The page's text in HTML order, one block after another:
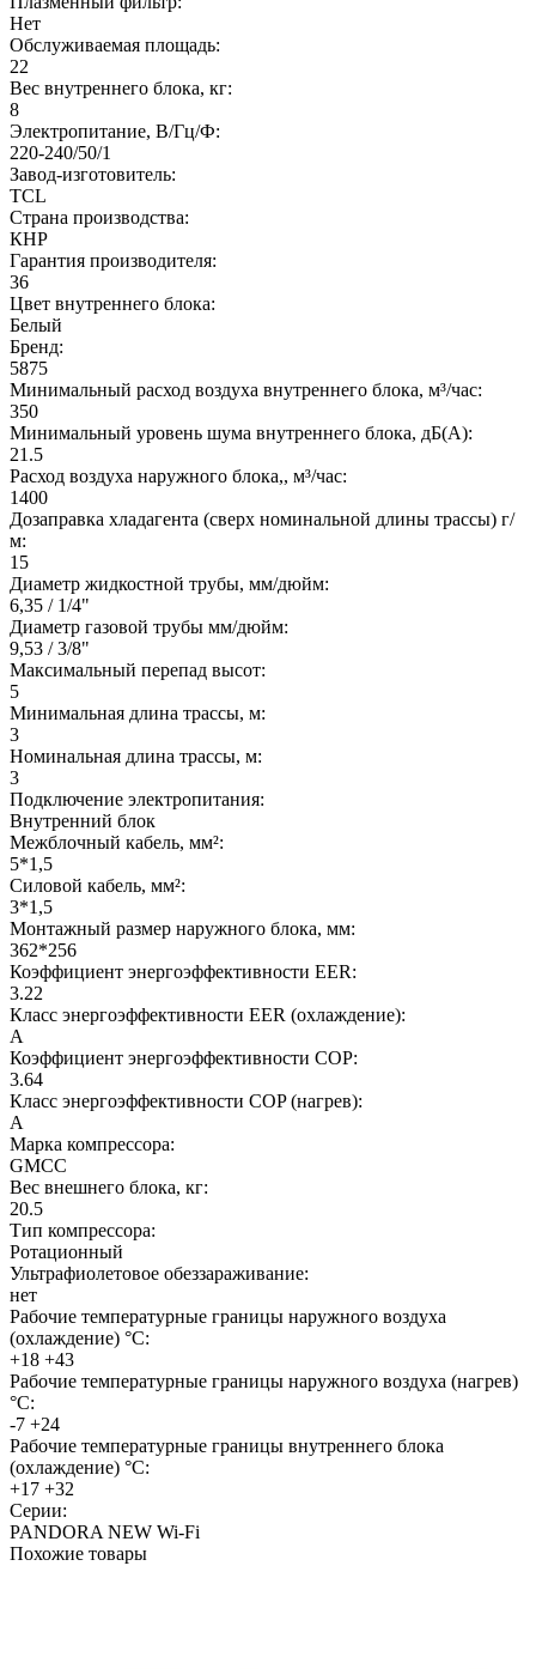
Нет
Обслуживаемая площадь:
22
Вес внутреннего блока, кг:
8
Электропитание, В/Гц/Ф:
220-240/50/1
Завод-изготовитель:
TCL
Страна производства:
КНР
Гарантия производителя:
36
Цвет внутреннего блока:
Белый
Бренд:
5875
Минимальный расход воздуха внутреннего блока, м³/час:
350
Минимальный уровень шума внутреннего блока, дБ(А):
21.5
Расход воздуха наружного блока,, м³/час:
1400
Дозаправка хладагента (сверх номинальной длины трассы) г/
м:
15
Диаметр жидкостной трубы, мм/дюйм:
6,35 / 1/4"
Диаметр газовой трубы мм/дюйм:
9,53 / 3/8"
Максимальный перепад высот:
5
Минимальная длина трассы, м:
3
Номинальная длина трассы, м:
3
Подключение электропитания:
Внутренний блок
Межблочный кабель, мм²:
5*1,5
Силовой кабель, мм²:
3*1,5
Монтажный размер наружного блока, мм:
362*256
Коэффициент энергоэффективности EER:
3.22
Класс энергоэффективности EER (охлаждение):
A
Коэффициент энергоэффективности COP:
3.64
Класс энергоэффективности COP (нагрев):
A
Марка компрессора:
GMCC
Вес внешнего блока, кг:
20.5
Тип компрессора:
Ротационный
Ультрафиолетовое обеззараживание:
нет
Рабочие температурные границы наружного воздуха
(охлаждение) °C:
+18 +43
Рабочие температурные границы наружного воздуха (нагрев)
°C:
-7 +24
Рабочие температурные границы внутреннего блока
(охлаждение) °C:
+17 +32
Серии:
PANDORA NEW Wi-Fi
Похожие товары